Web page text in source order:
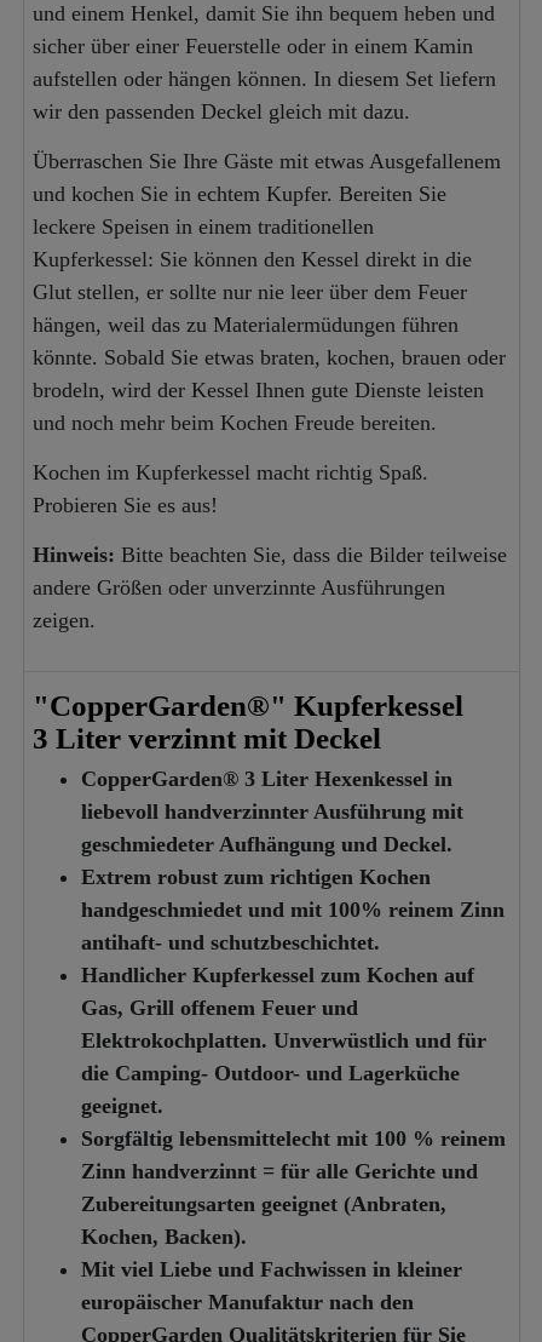
und einem Henkel, damit Sie ihn bequem heben und
sicher über einer Feuerstelle oder in einem Kamin
aufstellen oder hängen können. In diesem Set liefern
wir den passenden Deckel gleich mit dazu.
Überraschen Sie Ihre Gäste mit etwas Ausgefallenem
und kochen Sie in echtem Kupfer. Bereiten Sie
leckere Speisen in einem traditionellen
Kupferkessel: Sie können den Kessel direkt in die
Glut stellen, er sollte nur nie leer über dem Feuer
hängen, weil das zu Materialermüdungen führen
könnte. Sobald Sie etwas braten, kochen, brauen oder
brodeln, wird der Kessel Ihnen gute Dienste leisten
und noch mehr beim Kochen Freude bereiten.
Kochen im Kupferkessel macht richtig Spaß.
Probieren Sie es aus!
Hinweis: Bitte beachten Sie, dass die Bilder teilweise
andere Größen oder unverzinnte Ausführungen
zeigen.
"CopperGarden®" Kupferkessel
3 Liter verzinnt mit Deckel
CopperGarden® 3 Liter Hexenkessel in
liebevoll handverzinnter Ausführung mit
geschmiedeter Aufhängung und Deckel.
Extrem robust zum richtigen Kochen
handgeschmiedet und mit 100% reinem Zinn
antihaft- und schutzbeschichtet.
Handlicher Kupferkessel zum Kochen auf
Gas, Grill offenem Feuer und
Elektrokochplatten. Unverwüstlich und für
die Camping- Outdoor- und Lagerküche
geeignet.
Sorgfältig lebensmittelecht mit 100 % reinem
Zinn handverzinnt = für alle Gerichte und
Zubereitungsarten geeignet (Anbraten,
Kochen, Backen).
Mit viel Liebe und Fachwissen in kleiner
europäischer Manufaktur nach den
CopperGarden Qualitätskriterien für Sie